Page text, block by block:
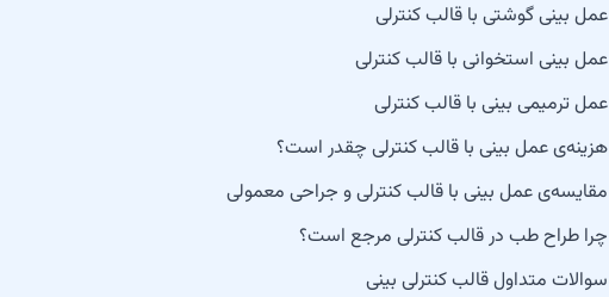
عمل بینی گوشتی با قالب کنترلی
عمل بینی استخوانی با قالب کنترلی
عمل ترمیمی بینی با قالب کنترلی
هزینه‌ی عمل بینی با قالب کنترلی چقدر است؟
مقایسه‌ی عمل بینی با قالب کنترلی و جراحی معمولی
چرا طراح طب در قالب کنترلی مرجع است؟
سوالات متداول قالب کنترلی بینی